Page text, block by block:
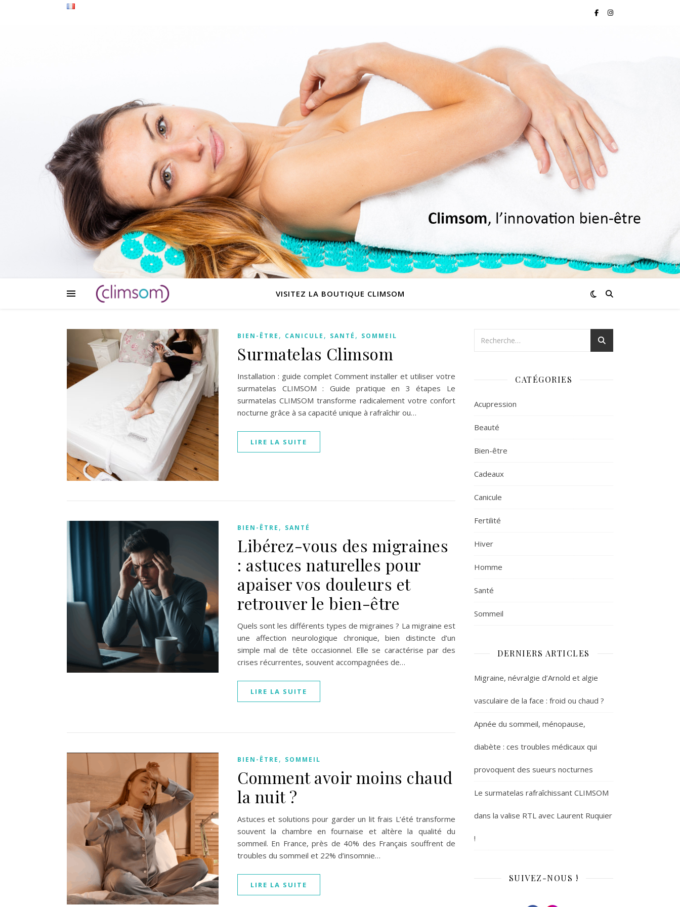
VISITEZ LA BOUTIQUE CLIMSOM
BIEN-ÊTRE , CANICULE , SANTÉ , SOMMEIL
Surmatelas Climsom
Installation : guide complet Comment installer et utiliser votre
surmatelas CLIMSOM : Guide pratique en 3 étapes Le
surmatelas CLIMSOM transforme radicalement votre confort
nocturne grâce à sa capacité unique à rafraîchir ou…
LIRE LA SUITE
BIEN-ÊTRE , SANTÉ
Libérez-vous des migraines
: astuces naturelles pour
apaiser vos douleurs et
retrouver le bien-être
Quels sont les différents types de migraines ? La migraine est
une affection neurologique chronique, bien distincte d’un
simple mal de tête occasionnel. Elle se caractérise par des
crises récurrentes, souvent accompagnées de…
LIRE LA SUITE
BIEN-ÊTRE , SOMMEIL
Comment avoir moins chaud
la nuit ?
Astuces et solutions pour garder un lit frais L’été transforme
souvent la chambre en fournaise et altère la qualité du
sommeil. En France, près de 40% des Français souffrent de
troubles du sommeil et 22% d’insomnie…
LIRE LA SUITE
CATÉGORIES
Acupression
Beauté
Bien-être
Cadeaux
Canicule
Fertilité
Hiver
Homme
Santé
Sommeil
DERNIERS ARTICLES
Migraine, névralgie d’Arnold et algie
vasculaire de la face : froid ou chaud ?
Apnée du sommeil, ménopause,
diabète : ces troubles médicaux qui
provoquent des sueurs nocturnes
Le surmatelas rafraîchissant CLIMSOM
dans la valise RTL avec Laurent Ruquier
!
SUIVEZ-NOUS !